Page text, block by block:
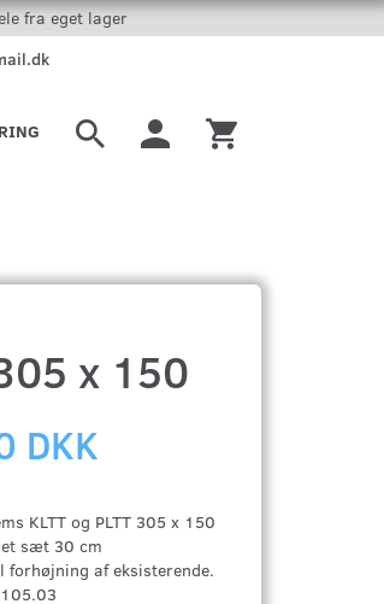
fra eget lager
x 150
DKK
KLTT og PLTT 305 x 150
sæt 30 cm
af eksisterende.